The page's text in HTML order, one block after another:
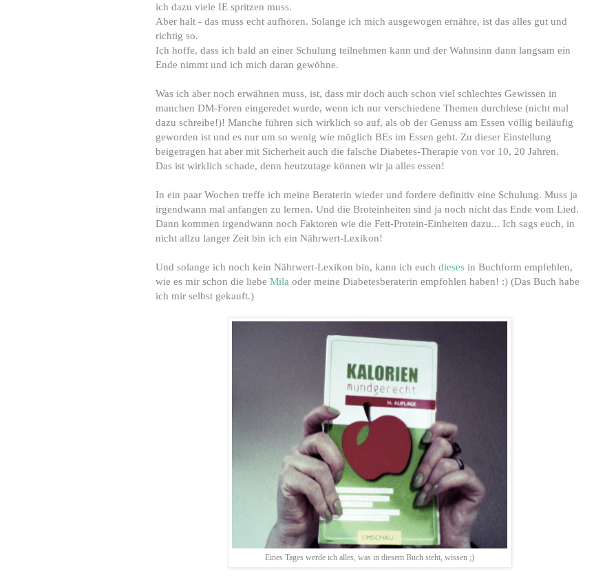
ich dazu viele IE spritzen muss.
Aber halt - das muss echt aufhören. Solange ich mich ausgewogen ernähre, ist das alles gut und
richtig so.
Ich hoffe, dass ich bald an einer Schulung teilnehmen kann und der Wahnsinn dann langsam ein
Ende nimmt und ich mich daran gewöhne.
Was ich aber noch erwähnen muss, ist, dass mir doch auch schon viel schlechtes Gewissen in
manchen DM-Foren eingeredet wurde, wenn ich nur verschiedene Themen durchlese (nicht mal
dazu schreibe!)! Manche führen sich wirklich so auf, als ob der Genuss am Essen völlig beiläufig
geworden ist und es nur um so wenig wie möglich BEs im Essen geht. Zu dieser Einstellung
beigetragen hat aber mit Sicherheit auch die falsche Diabetes-Therapie von vor 10, 20 Jahren.
Das ist wirklich schade, denn heutzutage können wir ja alles essen!
In ein paar Wochen treffe ich meine Beraterin wieder und fordere definitiv eine Schulung. Muss ja
irgendwann mal anfangen zu lernen. Und die Broteinheiten sind ja noch nicht das Ende vom Lied.
Dann kommen irgendwann noch Faktoren wie die Fett-Protein-Einheiten dazu... Ich sags euch, in
nicht allzu langer Zeit bin ich ein Nährwert-Lexikon!
Und solange ich noch kein Nährwert-Lexikon bin, kann ich euch dieses in Buchform empfehlen,
wie es mir schon die liebe Mila oder meine Diabetesberaterin empfohlen haben! :) (Das Buch habe
ich mir selbst gekauft.)
Eines Tages werde ich alles, was in diesem Buch steht, wissen ;)